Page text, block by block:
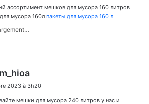
:
ассортимент мешков для мусора 160 литров
мусора 160л пакеты для мусора 160 л.
t
2023 à 3h20
мешки для мусора 240 литров у нас и